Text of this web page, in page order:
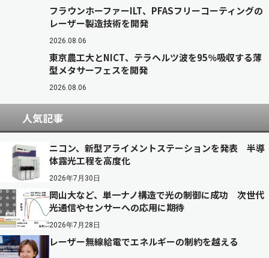
フラウンホーファーILT、PFASフリーコーティングの
レーザー製造技術を開発
2026.08.06
東京農工大とNICT、テラヘルツ波を95％吸収する薄
型メタサーフェスを開発
2026.08.06
人気記事
ニコン、新型アライメントステーションを発表 半導
体露光工程を高度化
2026年7月30日
岡山大など、単一ナノ構造で光の制御に成功 次世代
光通信やセンサーへの応用に期待
2026年7月28日
レーザー無線給電でエネルギーの制約を越える